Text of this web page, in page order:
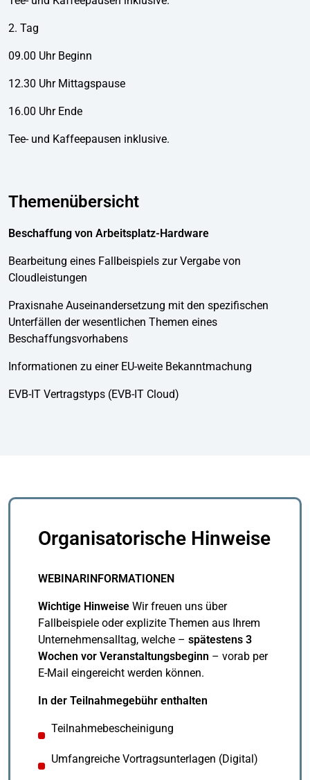
2. Tag
09.00 Uhr Beginn
12.30 Uhr Mittagspause
16.00 Uhr Ende
Tee- und Kaffeepausen inklusive.
Themenübersicht
Beschaffung von Arbeitsplatz-Hardware
Bearbeitung eines Fallbeispiels zur Vergabe von
Cloudleistungen
Praxisnahe Auseinandersetzung mit den spezifischen
Unterfällen der wesentlichen Themen eines
Beschaffungsvorhabens
Informationen zu einer EU-weite Bekanntmachung
EVB-IT Vertragstyps (EVB-IT Cloud)
Organisatorische Hinweise
WEBINARINFORMATIONEN
Wichtige Hinweise Wir freuen uns über
Fallbeispiele oder explizite Themen aus Ihrem
Unternehmensalltag, welche – spätestens 3
Wochen vor Veranstaltungsbeginn – vorab per
E-Mail eingereicht werden können.
In der Teilnahmegebühr enthalten
Teilnahmebescheinigung
Umfangreiche Vortragsunterlagen (Digital)